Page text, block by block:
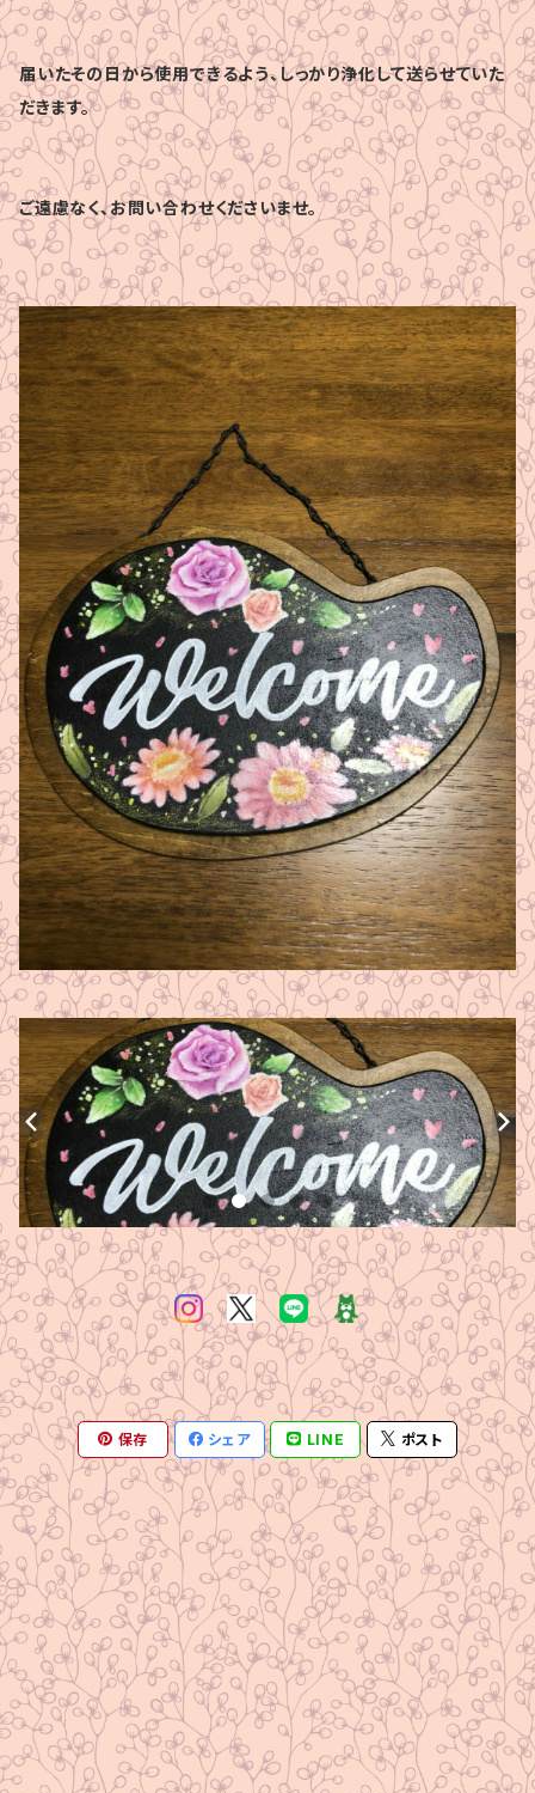
届いたその日から使用できるよう、しっかり浄化して送らせていた
だきます。
ご遠慮なく、お問い合わせくださいませ。
保存 シェア LINE ポスト